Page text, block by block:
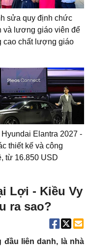
sửa quy định chức
và lương giáo viên để
cao chất lượng giáo
Hyundai Elantra 2027 -
thiết kế và công
từ 16.850 USD
Lợi - Kiều Vy
ra sao?
liên danh, là nhà